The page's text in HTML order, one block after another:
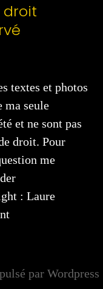
droit
textes et photos
ma seule
et ne sont pas
droit. Pour
me
: Laure
par Wordpress